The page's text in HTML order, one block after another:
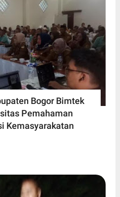
Bogor Bimtek
Pemahaman
Kemasyarakatan